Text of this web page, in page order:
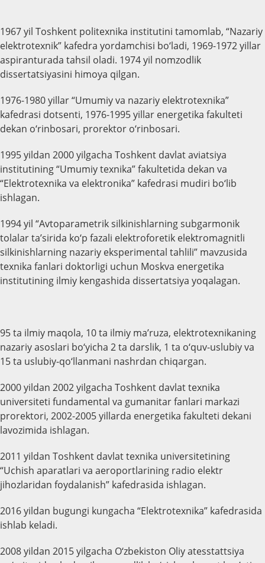
1967 yil Toshkent politexnika institutini tamomlab, “Nazariy
elektrotexnik” kafedra yordamchisi bo‘ladi, 1969-1972 yillar
aspiranturada tahsil oladi. 1974 yil nomzodlik
dissertatsiyasini himoya qilgan.
1976-1980 yillar “Umumiy va nazariy elektrotexnika”
kafedrasi dotsenti, 1976-1995 yillar energetika fakulteti
dekan o‘rinbosari, prorektor o‘rinbosari.
1995 yildan 2000 yilgacha Toshkent davlat aviatsiya
institutining “Umumiy texnika” fakultetida dekan va
“Elektrotexnika va elektronika” kafedrasi mudiri bo‘lib
ishlagan.
1994 yil “Avtoparametrik silkinishlarning subgarmonik
tolalar ta’sirida ko‘p fazali elektroforetik elektromagnitli
silkinishlarning nazariy eksperimental tahlili” mavzusida
texnika fanlari doktorligi uchun Moskva energetika
institutining ilmiy kengashida dissertatsiya yoqalagan.
95 ta ilmiy maqola, 10 ta ilmiy ma’ruza, elektrotexnikaning
nazariy asoslari bo‘yicha 2 ta darslik, 1 ta o‘quv-uslubiy va
15 ta uslubiy-qo‘llanmani nashrdan chiqargan.
2000 yildan 2002 yilgacha Toshkent davlat texnika
universiteti fundamental va gumanitar fanlari markazi
prorektori, 2002-2005 yillarda energetika fakulteti dekani
lavozimida ishlagan.
2011 yildan Toshkent davlat texnika universitetining
“Uchish aparatlari va aeroportlarining radio elektr
jihozlaridan foydalanish” kafedrasida ishlagan.
2016 yildan bugungi kungacha “Elektrotexnika” kafedrasida
ishlab keladi.
2008 yildan 2015 yilgacha O‘zbekiston Oliy atesstattsiya